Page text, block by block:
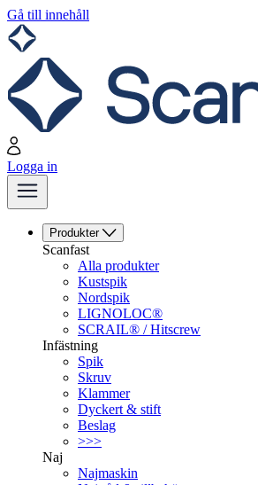
Gå till innehåll
Logga in
Produkter
Scanfast
Alla produkter
Kustspik
Nordspik
LIGNOLOC®
SCRAIL® / Hitscrew
Infästning
Spik
Skruv
Klammer
Dyckert & stift
Beslag
>>>
Naj
Najmaskin